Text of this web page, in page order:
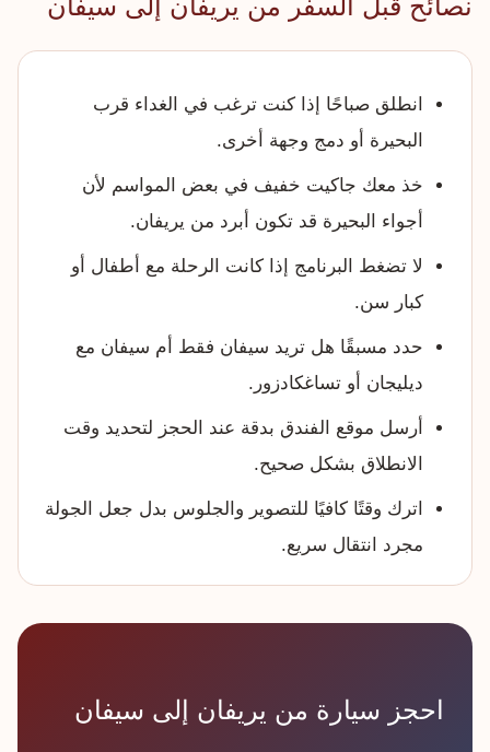
نصائح قبل السفر من يريفان إلى سيفان
انطلق صباحًا إذا كنت ترغب في الغداء قرب
البحيرة أو دمج وجهة أخرى.
خذ معك جاكيت خفيف في بعض المواسم لأن
أجواء البحيرة قد تكون أبرد من يريفان.
لا تضغط البرنامج إذا كانت الرحلة مع أطفال أو
كبار سن.
حدد مسبقًا هل تريد سيفان فقط أم سيفان مع
ديليجان أو تساغكادزور.
أرسل موقع الفندق بدقة عند الحجز لتحديد وقت
الانطلاق بشكل صحيح.
اترك وقتًا كافيًا للتصوير والجلوس بدل جعل الجولة
مجرد انتقال سريع.
احجز سيارة من يريفان إلى سيفان